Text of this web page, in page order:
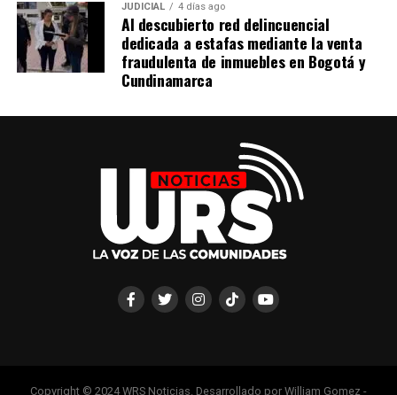
JUDICIAL 4 días ago
Al descubierto red delincuencial
dedicada a estafas mediante la venta
fraudulenta de inmuebles en Bogotá y
Cundinamarca
Copyright © 2024 WRS Noticias. Desarrollado por William Gomez -